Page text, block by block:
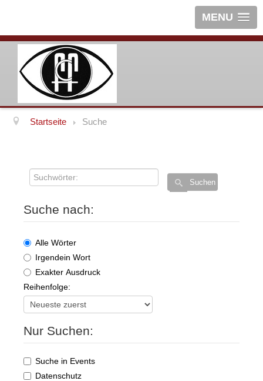
MENU
Startseite Suche
Suchwörter:
Suchen
Suche nach:
Alle Wörter
Irgendein Wort
Exakter Ausdruck
Reihenfolge:
Nur Suchen:
Suche in Events
Datenschutz